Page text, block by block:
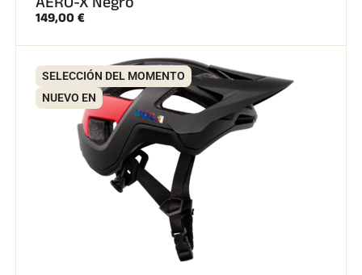
149,00 €
SELECCIÓN DEL MOMENTO
NUEVO EN